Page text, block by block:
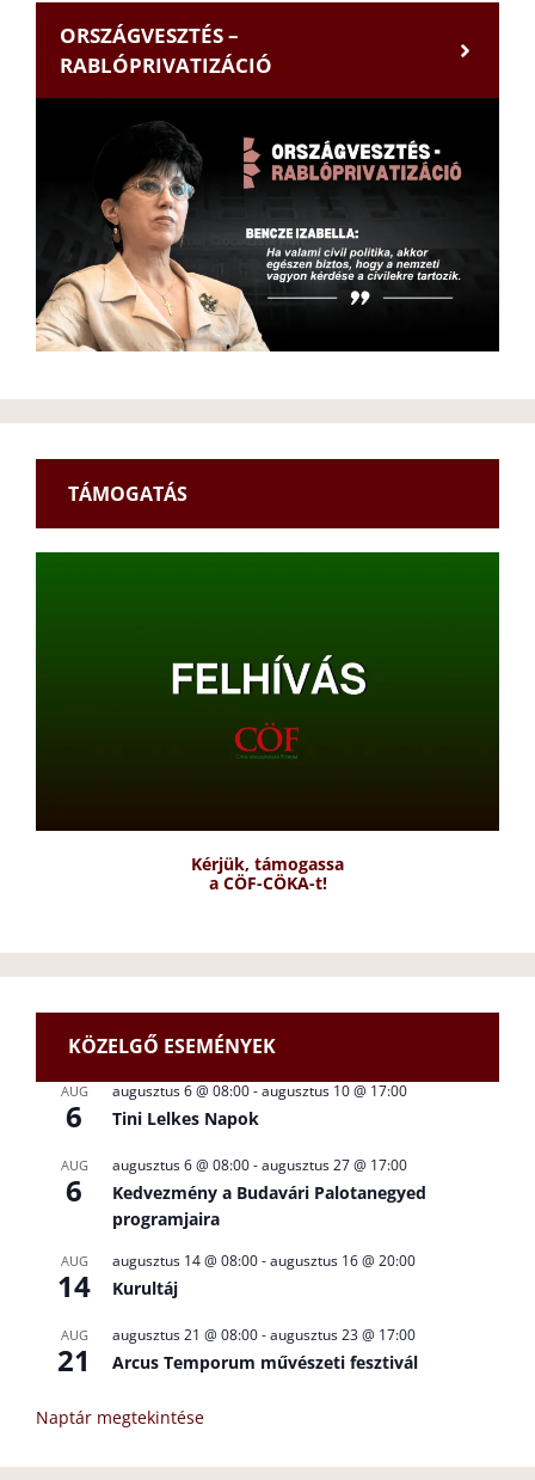
ORSZÁGVESZTÉS –
RABLÓPRIVATIZÁCIÓ
TÁMOGATÁS
Kérjük, támogassa
a CÖF-CÖKA-t!
KÖZELGŐ ESEMÉNYEK
AUG
6
augusztus 6 @ 08:00-augusztus 10 @ 17:00
Tini Lelkes Napok
AUG
6
augusztus 6 @ 08:00-augusztus 27 @ 17:00
Kedvezmény a Budavári Palotanegyed
programjaira
AUG
14
augusztus 14 @ 08:00-augusztus 16 @ 20:00
Kurultáj
AUG
21
augusztus 21 @ 08:00-augusztus 23 @ 17:00
Arcus Temporum művészeti fesztivál
Naptár megtekintése